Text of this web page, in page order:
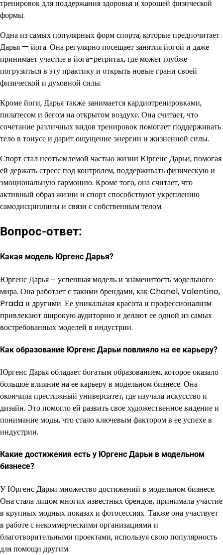
тренировок для поддержания здоровья и хорошей физической
формы.
Одна из самых популярных форм спорта, которые предпочитает
Дарья — йога. Она регулярно посещает занятия йогой и даже
принимает участие в йога-ретритах, где может глубже
погрузиться в эту практику и открыть новые грани своей
физической и духовной силы.
Кроме йоги, Дарья также занимается кардиотренировками,
пилатесом и бегом на открытом воздухе. Она считает, что
сочетание различных видов тренировок помогает поддерживать
тело в тонусе и дарит ощущение энергии и жизненной силы.
Спорт стал неотъемлемой частью жизни Юргенс Дарьи, помогая
ей держать стресс под контролем, поддерживать физическую и
эмоциональную гармонию. Кроме того, она считает, что
активный образ жизни и спорт способствуют укреплению
самодисциплины и связи с собственным телом.
Вопрос-ответ:
Какая модель Юргенс Дарья?
Юргенс Дарья – успешная модель и знаменитость модельного
мира. Она работает с такими брендами, как Chanel, Valentino,
Prada и другими. Ее уникальная красота и профессионализм
привлекают широкую аудиторию и делают ее одной из самых
востребованных моделей в индустрии.
Как образование Юргенс Дарьи повлияло на ее карьеру?
Юргенс Дарья обладает богатым образованием, которое оказало
большое влияние на ее карьеру в модельном бизнесе. Она
окончила престижный университет, где изучала искусство и
дизайн. Это помогло ей развить свое художественное видение и
понимание моды, что стало ключевым фактором в ее успехе в
индустрии.
Какие достижения есть у Юргенс Дарьи в модельном
бизнесе?
У Юргенс Дарьи множество достижений в модельном бизнесе.
Она стала лицом многих известных брендов, принимала участие
в крупных модных показах и фотосессиях. Также она участвует
в работе с некоммерческими организациями и
благотворительными проектами, используя свою популярность
для помощи другим.